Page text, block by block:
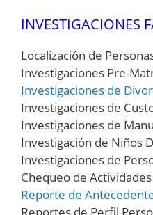
INVESTIGACIONES
Localización de
Investigaciones Pre-
Investigaciones de
Investigaciones de
Investigaciones de
Investigación de Niños
Investigaciones de
Chequeo de
Reporte de
Reportes de Perfil